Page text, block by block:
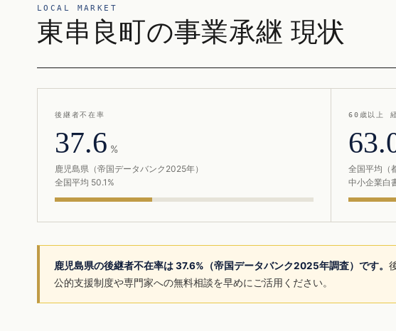
LOCAL MARKET
東串良町の事業承継 現状
後継者不在率
37.6 %
鹿児島県（帝国データバンク2025年）
全国平均 50.1%
60歳以上
全国平均（
中小企業白
鹿児島県の後継者不在率は 37.6%（帝国データバンク2025年調査）です。
公的支援制度や専門家への無料相談を早めにご活用ください。